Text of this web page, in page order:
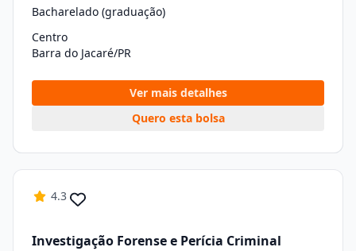
Bacharelado (graduação)
Centro
Barra do Jacaré/PR
Ver mais detalhes
Quero esta bolsa
4.3
Investigação Forense e Perícia Criminal